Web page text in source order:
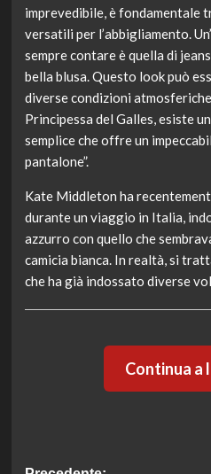
imprevedibile, è fondamentale
versatili per l’abbigliamento.
sempre contare è quella di
bella blusa. Questo look può
diverse condizioni
Principessa del Galles, esiste
semplice che offre un
pantalone”.
Kate Middleton ha
durante un viaggio in Italia,
azzurro con quello che
camicia bianca. In realtà, si
che ha già indossato diverse
Continua a